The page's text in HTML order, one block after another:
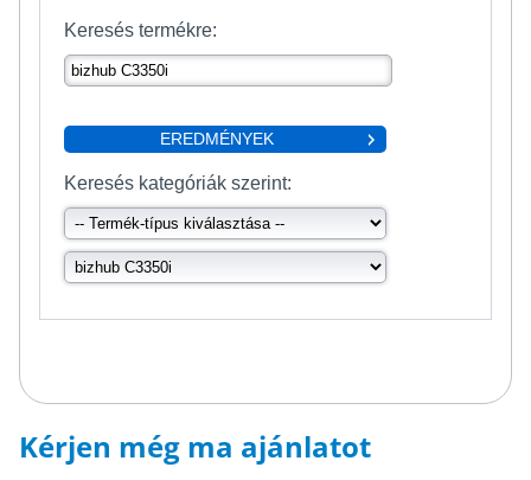
Kérjen még ma ajánlatot